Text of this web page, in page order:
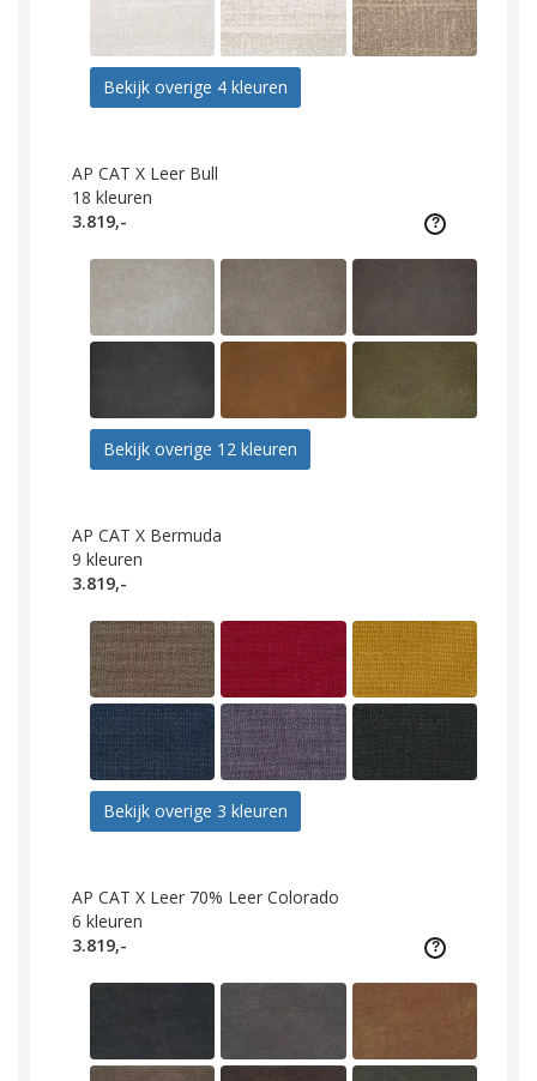
Bekijk overige 4 kleuren
AP CAT X Leer Bull
18 kleuren
3.819,-
Bekijk overige 12 kleuren
AP CAT X Bermuda
9 kleuren
3.819,-
Bekijk overige 3 kleuren
AP CAT X Leer 70% Leer Colorado
6 kleuren
3.819,-